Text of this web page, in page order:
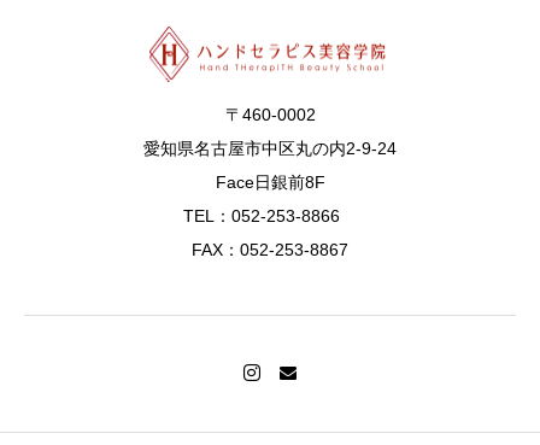
〒460-0002
愛知県名古屋市中区丸の内2-9-24
Face日銀前8F
TEL：052-253-8866
FAX：052-253-8867